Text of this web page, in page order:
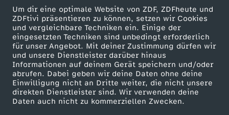
Um dir eine optimale Website von ZDF, ZDFheute und
ZDFtivi präsentieren zu können, setzen wir Cookies
und vergleichbare Techniken ein. Einige der
eingesetzten Techniken sind unbedingt erforderlich
für unser Angebot. Mit deiner Zustimmung dürfen wir
und unsere Dienstleister darüber hinaus
Informationen auf deinem Gerät speichern und/oder
abrufen. Dabei geben wir deine Daten ohne deine
Einwilligung nicht an Dritte weiter, die nicht unsere
direkten Dienstleister sind. Wir verwenden deine
Daten auch nicht zu kommerziellen Zwecken.
Mehr ZDF
ZDF-Apps
Smart TV
ZDFtext
Service
ZDFmitreden
Kontakt zum ZDF
Tickets